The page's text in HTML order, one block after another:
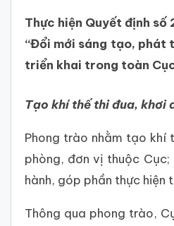
Thực hiện Quyết định
“Đổi mới sáng tạo, phát
triển khai trong toàn
Tạo khí thế thi đua, khơi
Phong trào nhằm tạo
phòng, đơn vị thuộc
hành, góp phần thực
Thông qua phong trào,